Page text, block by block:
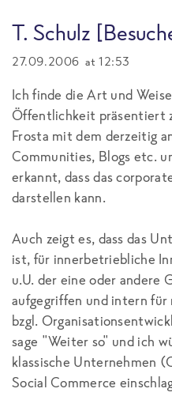
T. Schulz
27.09.2006 at 12:53
Ich finde die Art und
Öffentlichkeit präsentiert
Frosta mit dem derzeitig
Communities, Blogs etc.
erkannt, dass das
darstellen kann.
Auch zeigt es, dass das
ist, für innerbetriebliche
u.U. der eine oder andere
aufgegriffen und intern
bzgl.
sage "Weiter so" und ich
klassische Unternehmen
Social Commerce